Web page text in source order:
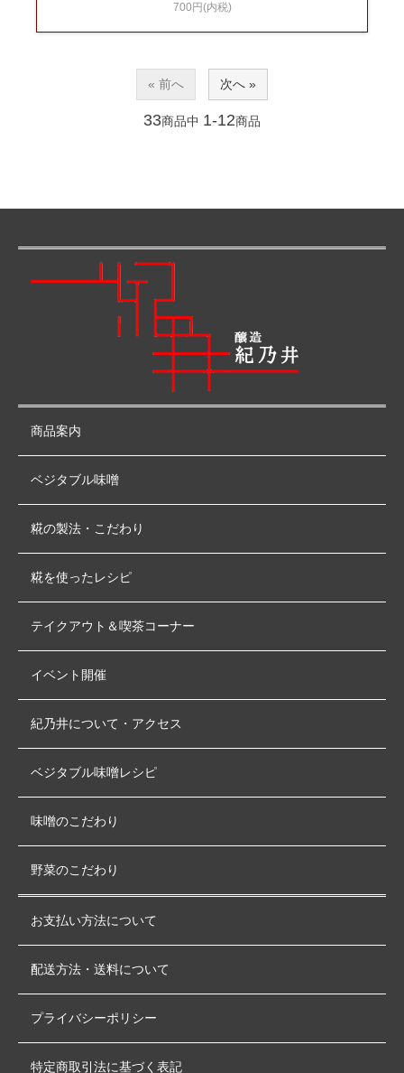
700円(内税)
« 前へ 次へ »
33商品中 1-12商品
商品案内
ベジタブル味噌
糀の製法・こだわり
糀を使ったレシピ
テイクアウト＆喫茶コーナー
イベント開催
紀乃井について・アクセス
ベジタブル味噌レシピ
味噌のこだわり
野菜のこだわり
お支払い方法について
配送方法・送料について
プライバシーポリシー
特定商取引法に基づく表記